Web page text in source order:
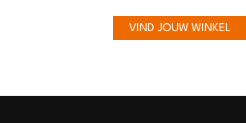
VIND JOUW WINKEL